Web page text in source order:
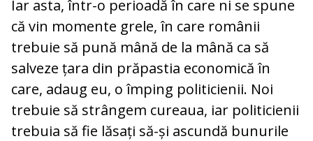
Iar asta, într-o perioadă în care ni se spune
că vin momente grele, în care românii
trebuie să pună mână de la mână ca să
salveze țara din prăpastia economică în
care, adaug eu, o împing politicienii. Noi
trebuie să strângem cureaua, iar politicienii
trebuia să fie lăsați să-și ascundă bunurile